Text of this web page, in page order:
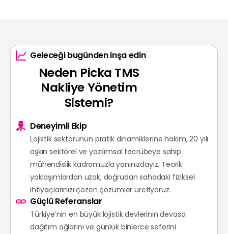
Geleceği bugünden inşa edin
Neden Picka TMS
NakliyeYönetim
Sistemi?
Deneyimli Ekip
Lojistik sektörünün pratik dinamiklerine hakim, 20 yılı
aşkın sektörel ve yazılımsal tecrübeye sahip
mühendislik kadromuzla yanınızdayız. Teorik
yaklaşımlardan uzak, doğrudan sahadaki fiziksel
ihtiyaçlarınızı çözen çözümler üretiyoruz.
Güçlü Referanslar
Türkiye’nin en büyük lojistik devlerinin devasa
dağıtım ağlarını ve günlük binlerce seferini